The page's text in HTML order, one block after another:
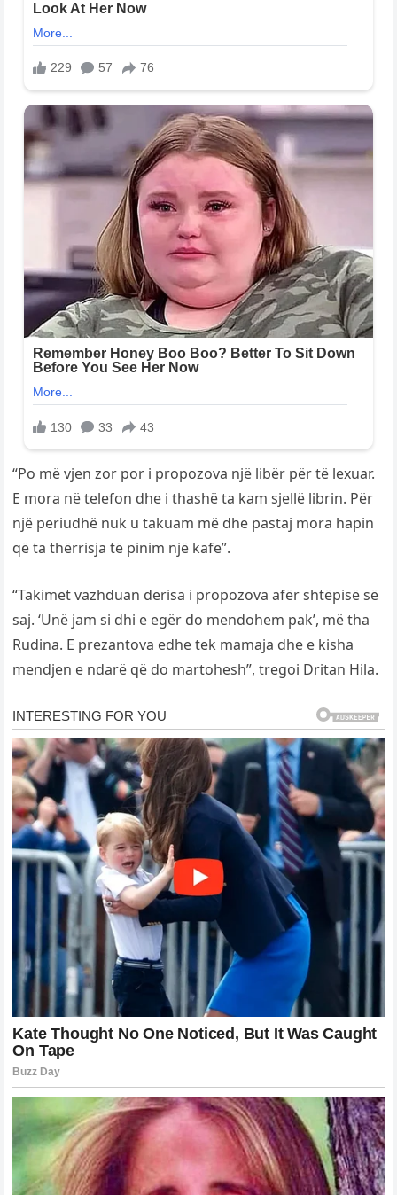
“Po më vjen zor por i propozova një libër për të lexuar.
E mora në telefon dhe i thashë ta kam sjellë librin. Për
një periudhë nuk u takuam më dhe pastaj mora hapin
që ta thërrisja të pinim një kafe”.
“Takimet vazhduan derisa i propozova afër shtëpisë së
saj. ‘Unë jam si dhi e egër do mendohem pak’, më tha
Rudina. E prezantova edhe tek mamaja dhe e kisha
mendjen e ndarë që do martohesh”, tregoi Dritan Hila.